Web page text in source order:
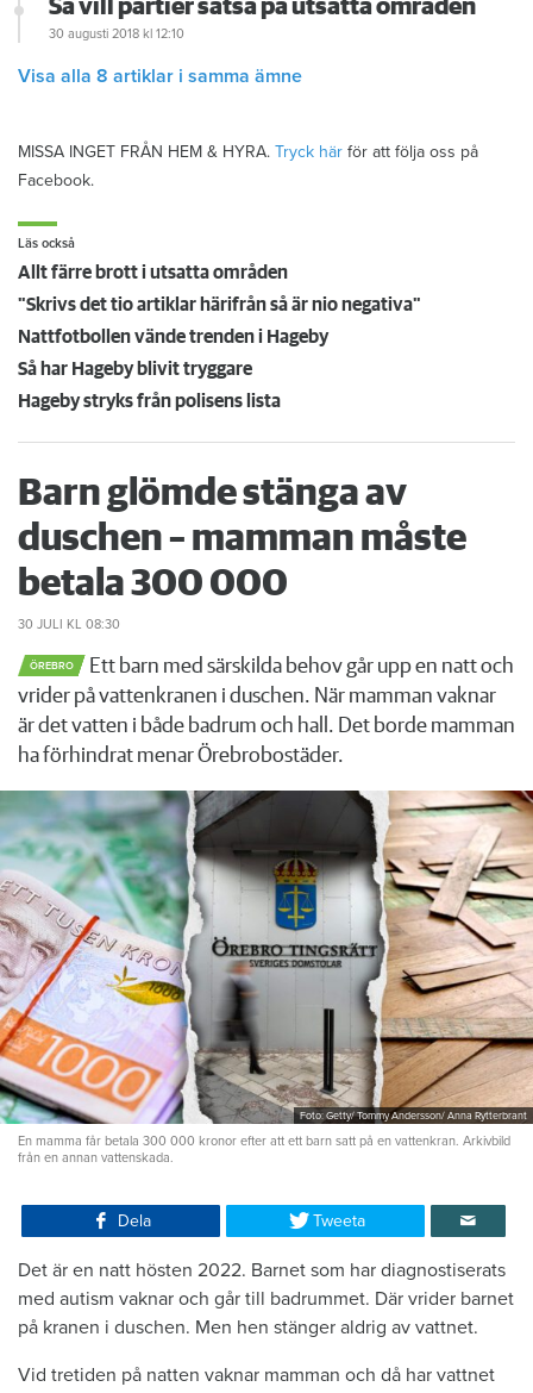
Så vill partier satsa på utsatta områden
30 augusti 2018 kl 12:10
Visa alla 8 artiklar i samma ämne
MISSA INGET FRÅN HEM & HYRA. Tryck här för att följa oss på
Facebook.
Läs också
Allt färre brott i utsatta områden
"Skrivs det tio artiklar härifrån så är nio negativa"
Nattfotbollen vände trenden i Hageby
Så har Hageby blivit tryggare
Hageby stryks från polisens lista
Barn glömde stänga av
duschen – mamman måste
betala 300 000
30 JULI KL 08:30
ÖREBRO
Ett barn med särskilda behov går upp en natt och
vrider på vattenkranen i duschen. När mamman vaknar
är det vatten i både badrum och hall. Det borde mamman
ha förhindrat menar Örebrobostäder.
Foto: Getty/ Tommy Andersson/ Anna Rytterbrant
En mamma får betala 300 000 kronor efter att ett barn satt på en vattenkran. Arkivbild
från en annan vattenskada.
Dela Tweeta
Det är en natt hösten 2022. Barnet som har diagnostiserats
med autism vaknar och går till badrummet. Där vrider barnet
på kranen i duschen. Men hen stänger aldrig av vattnet.
Vid tretiden på natten vaknar mamman och då har vattnet